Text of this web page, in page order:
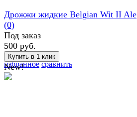
избранное сравнить
Дрожжи жидкие Belgian Wit II Ale
(0)
Под заказ
500 руб.
New!